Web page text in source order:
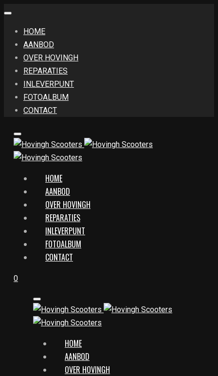
HOME
AANBOD
OVER HOVINGH
REPARATIES
INLEVERPUNT
FOTOALBUM
CONTACT
HOME
AANBOD
OVER HOVINGH
REPARATIES
INLEVERPUNT
FOTOALBUM
CONTACT
0
HOME
AANBOD
OVER HOVINGH